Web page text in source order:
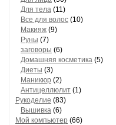
Для тела (11)
Все для волос (10)
Макияж (9)
Руны (7)
заговоры (6)
Домашняя косметика (5)
Диеты (3)
Маникюр (2)
Антицеллюлит (1)
Рукоделие (83)
Вышивка (6)
Мой компьютер (66)